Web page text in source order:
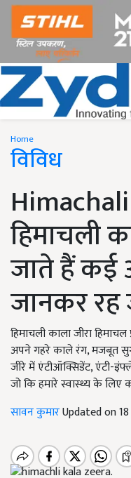
Home
विविध
हिमाचली
जाते हैं
जानकर रह
हिमाचली काला जीरा
अपने गहरे काले रंग, मजबूत
जीरे में एंटीऑक्सिडेंट, एंटी-
जो कि हमारे स्वास्थ्य के लिए
सावन कुमारUpdated on